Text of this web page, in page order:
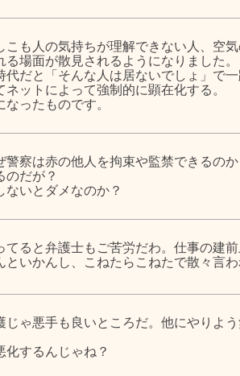
こも人の気持ちが理解できない人、空気
る場面が散見されるようになりました。
代だと「そんな人は居ないでしょ」で
ネットによって強制的に顕在化する。
ったものです。
警察は赤の他人を拘束や監禁できるのか
のだが？
ないとダメなのか？
てると弁護士もご苦労だわ。仕事の建
といかんし、こねたらこねたで散々言
じゃ悪手も良いところだ。他にやりよ
化するんじゃね？